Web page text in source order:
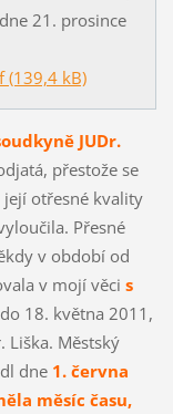
21. prosince
(139,4 kB)
JUDr.
přestože se
otřesné kvality
Přesné
v období od
v mojí věci s
18. května 2011,
Liška. Městský
dne 1. června
měsíc času,